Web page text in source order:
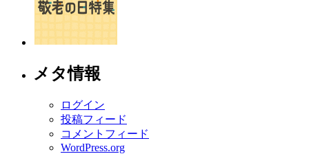
メタ情報
ログイン
投稿フィード
コメントフィード
WordPress.org